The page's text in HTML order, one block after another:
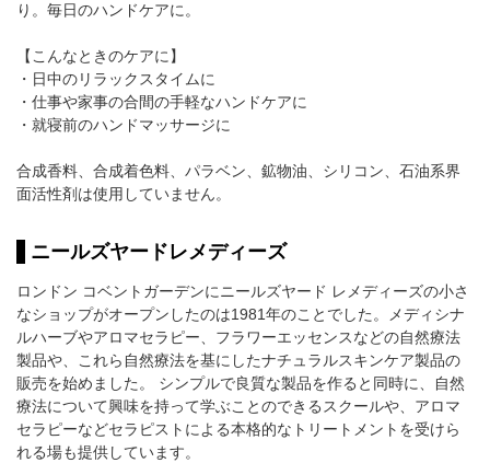
り。毎日のハンドケアに。
【こんなときのケアに】
・日中のリラックスタイムに
・仕事や家事の合間の手軽なハンドケアに
・就寝前のハンドマッサージに
合成香料、合成着色料、パラベン、鉱物油、シリコン、石油系界
面活性剤は使用していません。
ニールズヤードレメディーズ
ロンドン コベントガーデンにニールズヤード レメディーズの小さ
なショップがオープンしたのは1981年のことでした。メディシナ
ルハーブやアロマセラピー、フラワーエッセンスなどの自然療法
製品や、これら自然療法を基にしたナチュラルスキンケア製品の
販売を始めました。 シンプルで良質な製品を作ると同時に、自然
療法について興味を持って学ぶことのできるスクールや、アロマ
セラピーなどセラピストによる本格的なトリートメントを受けら
れる場も提供しています。